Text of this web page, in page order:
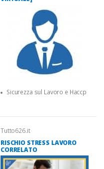
Sicurezza sul Lavoro e Haccp
Tutto626.it
RISCHIO STRESS LAVORO
CORRELATO